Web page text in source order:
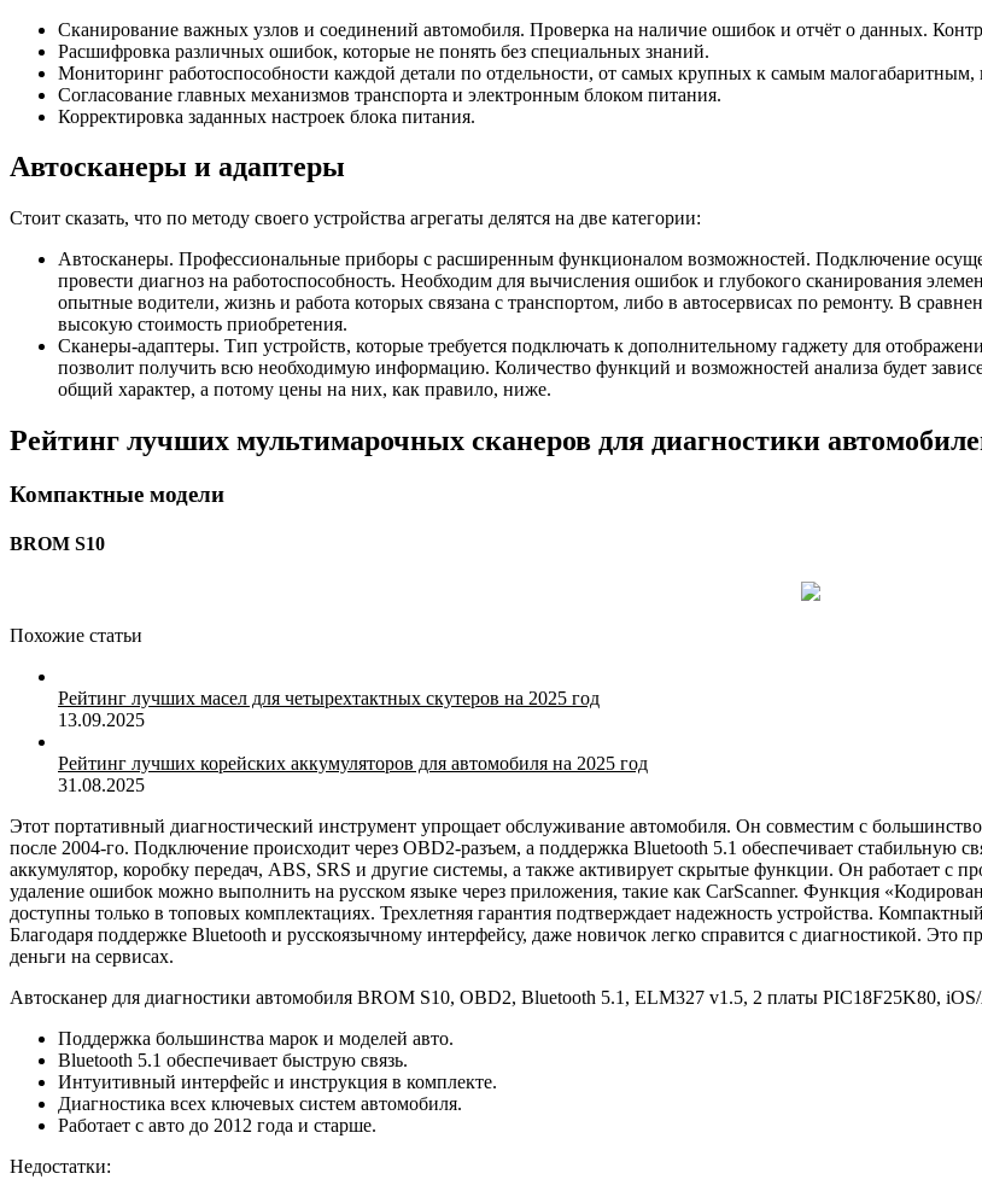
Сканирование важных узлов и соединений автомобиля. Проверка на наличие ошибок и отчёт о данных.
Расшифровка различных ошибок, которые не понять без специальных знаний.
Мониторинг работоспособности каждой детали по отдельности, от самых крупных к самым
Согласование главных механизмов транспорта и электронным блоком питания.
Корректировка заданных настроек блока питания.
Автосканеры и адаптеры
Стоит сказать, что по методу своего устройства агрегаты делятся на две категории:
Автосканеры. Профессиональные приборы с расширенным функционалом возможностей. Подключение
провести диагноз на работоспособность. Необходим для вычисления ошибок и глубокого сканирования
опытные водители, жизнь и работа которых связана с транспортом, либо в автосервисах по ремонту. В
высокую стоимость приобретения.
Сканеры-адаптеры. Тип устройств, которые требуется подключать к дополнительному гаджету для
позволит получить всю необходимую информацию. Количество функций и возможностей анализа будет
общий характер, а потому цены на них, как правило, ниже.
Рейтинг лучших мультимарочных сканеров для диагностики
Компактные модели
BROM S10
Похожие статьи
Рейтинг лучших масел для четырехтактных скутеров на 2025 год
13.09.2025
Рейтинг лучших корейских аккумуляторов для автомобиля на 2025 год
31.08.2025
Этот портативный диагностический инструмент упрощает обслуживание автомобиля. Он совместим с
после 2004-го. Подключение происходит через OBD2-разъем, а поддержка Bluetooth 5.1 обеспечивает стабильную
аккумулятор, коробку передач, ABS, SRS и другие системы, а также активирует скрытые функции. Он работает с
удаление ошибок можно выполнить на русском языке через приложения, такие как CarScanner. Функция
доступны только в топовых комплектациях. Трехлетняя гарантия подтверждает надежность устройства.
Благодаря поддержке Bluetooth и русскоязычному интерфейсу, даже новичок легко справится с диагностикой. Это
деньги на сервисах.
Автосканер для диагностики автомобиля BROM S10, OBD2, Bluetooth 5.1, ELM327 v1.5, 2 платы PIC18F25K80,
Поддержка большинства марок и моделей авто.
Bluetooth 5.1 обеспечивает быструю связь.
Интуитивный интерфейс и инструкция в комплекте.
Диагностика всех ключевых систем автомобиля.
Работает с авто до 2012 года и старше.
Недостатки: